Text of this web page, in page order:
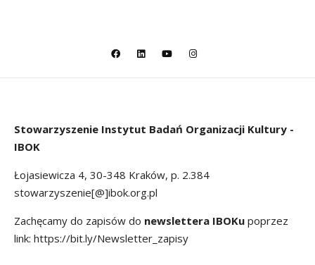
Stowarzyszenie Instytut Badań Organizacji Kultury -
IBOK
Łojasiewicza 4, 30-348 Kraków, p. 2.384
stowarzyszenie[@]ibok.org.pl
Zachęcamy do zapisów do newslettera IBOKu poprzez
link: https://bit.ly/Newsletter_zapisy